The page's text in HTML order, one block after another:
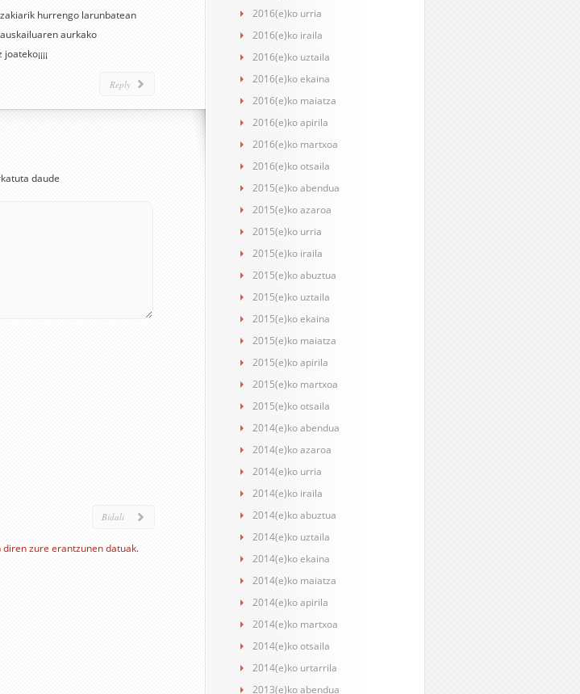
hurrengo larunbatean
aurkako
Reply
daude
diren zure erantzunen datuak.
2016(e)ko urria
2016(e)ko iraila
2016(e)ko uztaila
2016(e)ko ekaina
2016(e)ko maiatza
2016(e)ko apirila
2016(e)ko martxoa
2016(e)ko otsaila
2015(e)ko abendua
2015(e)ko azaroa
2015(e)ko urria
2015(e)ko iraila
2015(e)ko abuztua
2015(e)ko uztaila
2015(e)ko ekaina
2015(e)ko maiatza
2015(e)ko apirila
2015(e)ko martxoa
2015(e)ko otsaila
2014(e)ko abendua
2014(e)ko azaroa
2014(e)ko urria
2014(e)ko iraila
2014(e)ko abuztua
2014(e)ko uztaila
2014(e)ko ekaina
2014(e)ko maiatza
2014(e)ko apirila
2014(e)ko martxoa
2014(e)ko otsaila
2014(e)ko urtarrila
2013(e)ko abendua